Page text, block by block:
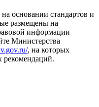
основании стандартов и
размещены на
информации
Министерства
, на которых
рекомендаций.